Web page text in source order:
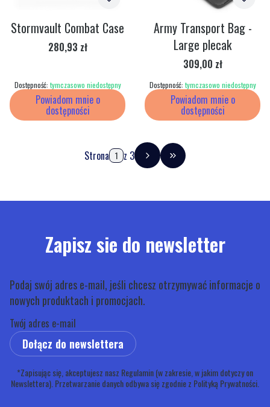
Powiadom mnie o
dostępności
Stormvault Combat Case
Cena
280,93 zł
Dostępność: tymczasowo niedostępny
Powiadom mnie o
dostępności
Army Transport Bag -
Large plecak
Cena
309,00 zł
Dostępność: tymczasowo niedostępny
Strona z 3 Przejdź do ostatniej
Zapisz sie do newsletter
Podaj swój adres e-mail, jeśli chcesz otrzymywać informacje o
nowych produktach i promocjach.
Twój adres e-mail
Dołącz do newslettera
*Zapisując się, akceptujesz nasz Regulamin (w zakresie, w jakim dotyczy on
Newslettera). Przetwarzanie danych odbywa się zgodnie z Polityką Prywatności.